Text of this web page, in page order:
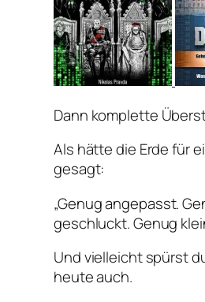
Dann komplette
Als hätte die Erde für
gesagt:
„Genug angepasst.
geschluckt. Genug
Und vielleicht spürst
heute auch.